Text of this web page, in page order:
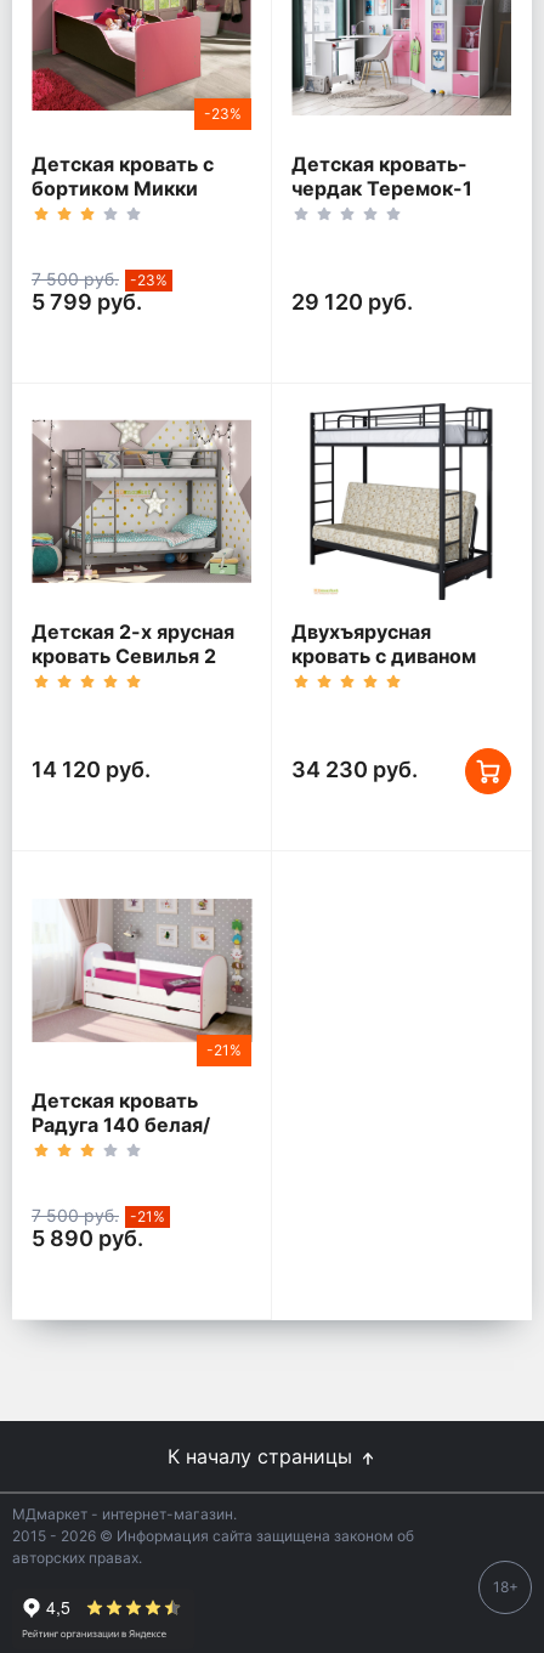
-23%
Детская кровать с
бортиком Микки
7 500 руб. -23%
5 799 руб.
Детская кровать-
чердак Теремок-1
Гранд Белый корпус
29 120 руб.
Детская 2-х ярусная
кровать Севилья 2
14 120 руб.
Двухъярусная
кровать с диваном
Мадлен Черная
34 230 руб.
-21%
Детская кровать
Радуга 140 белая/
кант розовый
7 500 руб. -21%
5 890 руб.
К началу страницы
МДмаркет - интернет-магазин.
2015 - 2026 © Информация сайта защищена законом об
авторских правах.
18+